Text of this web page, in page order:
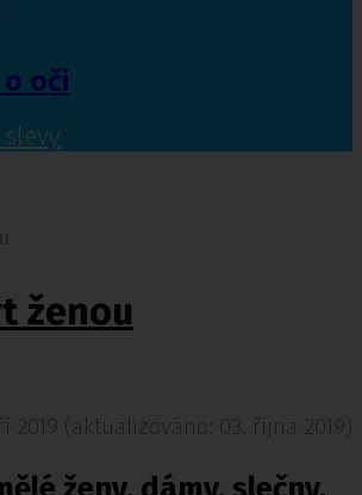
o oči
ženou
2019 (aktualizováno: 03. října 2019)